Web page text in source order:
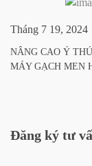
Tháng 7 19, 2024
NÂNG CAO Ý
MÁY GẠCH MEN
Đăng ký tư